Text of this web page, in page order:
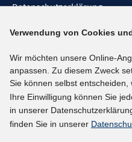
Datenschutzerklärung
Barrieren melden
Social-Media-Kanäle
BlueSky
YouTube
LinkedIn
Verwendung von Cookies
Wir möchten unsere Online-
anpassen. Zu diesem Zweck
Sie können selbst entscheiden,
Ihre Einwilligung können Sie
in unserer
finden Sie in unserer